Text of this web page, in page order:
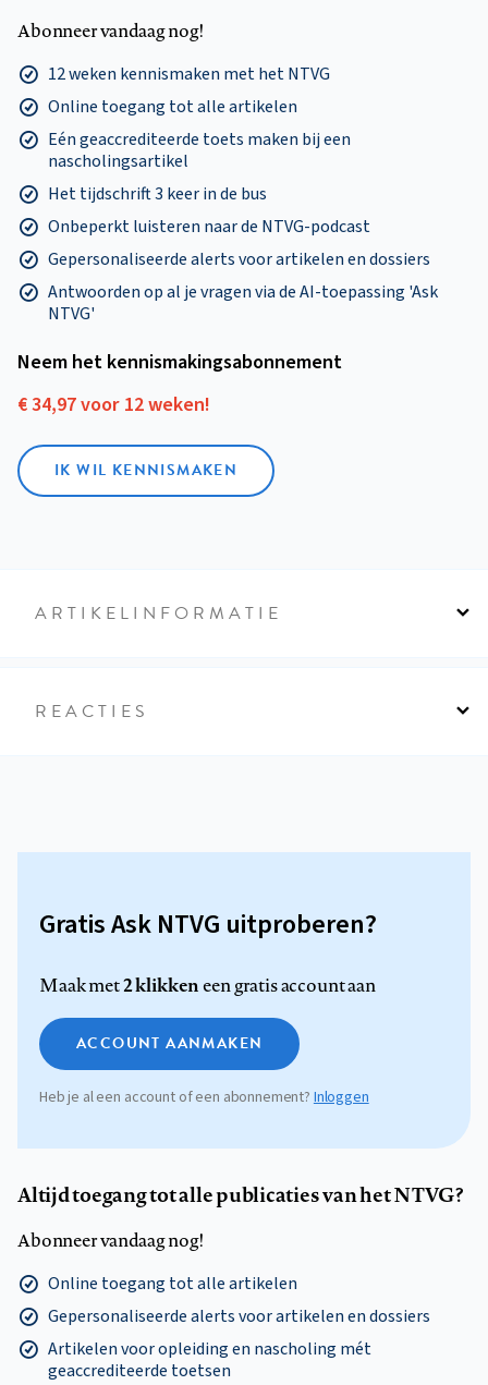
Abonneer vandaag nog!
12 weken kennismaken met het NTVG
Online toegang tot alle artikelen
Eén geaccrediteerde toets maken bij een
nascholingsartikel
Het tijdschrift 3 keer in de bus
Onbeperkt luisteren naar de NTVG-podcast
Gepersonaliseerde alerts voor artikelen en dossiers
Antwoorden op al je vragen via de AI-toepassing 'Ask
NTVG'
Neem het kennismakings­abonnement
€ 34,97 voor 12 weken!
IK WIL KENNISMAKEN
ARTIKELINFORMATIE
REACTIES
Gratis Ask NTVG uitproberen?
Maak met2 klikkeneen gratis account aan
ACCOUNT AANMAKEN
Heb je al een account of een abonnement?Inloggen
Altijd toegang tot alle publicaties van het NTVG?
Abonneer vandaag nog!
Online toegang tot alle artikelen
Gepersonaliseerde alerts voor artikelen en dossiers
Artikelen voor opleiding en nascholing mét
geaccrediteerde toetsen